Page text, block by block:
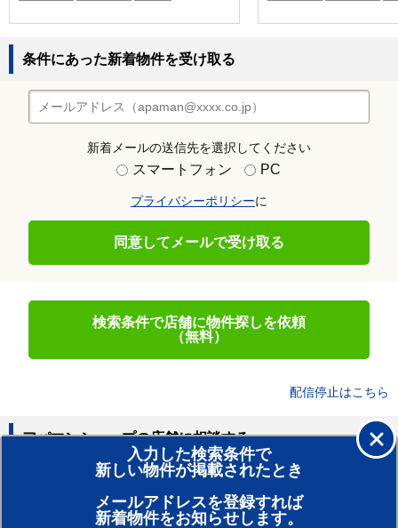
条件にあった新着物件を受け取る
新着メールの送信先を選択してください
スマートフォン PC
プライバシーポリシーに
同意してメールで受け取る
検索条件で店舗に物件探しを依頼
（無料）
配信停止はこちら
入力した検索条件で
新しい物件が掲載されたとき
メールアドレスを登録すれば
新着物件をお知らせします。
アパマンショップの店舗に相談する
賃貸のプロがお部屋探し！
おまかせ物件リクエスト